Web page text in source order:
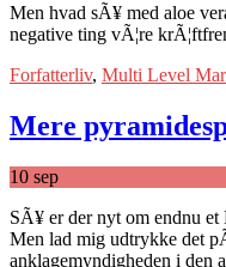
Men hvad sÃ¥ med aloe
negative ting vÃ¦re
Forfatterliv, Multi Level
Mere
10 sep
SÃ¥ er der nyt om endnu
Men lad mig udtrykke det
anklagemyndigheden i den